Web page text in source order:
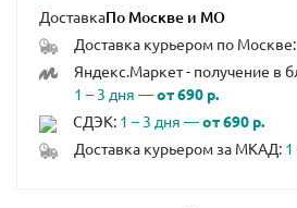
Доставка
Доставка курьером по Москве:
Яндекс.Маркет - получение в
1 – 3 дня —от 690 р.
СДЭК: 1 – 3 дня —от 690 р.
Доставка курьером за МКАД: